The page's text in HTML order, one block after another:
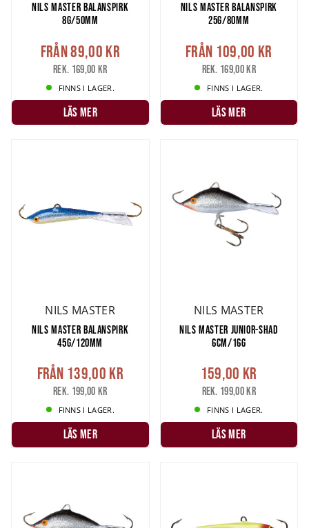
NILS MASTER BALANSPIRK
8G/50MM
Från89,00 kr
Rek. 169,00 kr
FINNS I LAGER.
LÄS MER
NILS MASTER BALANSPIRK
25G/80MM
Från 109,00 kr
Rek. 169,00 kr
FINNS I LAGER.
LÄS MER
NILS MASTER
NILS MASTER BALANSPIRK
45G/120MM
Från 139,00 kr
Rek. 199,00 kr
FINNS I LAGER.
LÄS MER
NILS MASTER
NILS MASTER JUNIOR-SHAD
6CM/16G
159,00 kr
Rek. 199,00 kr
FINNS I LAGER.
LÄS MER